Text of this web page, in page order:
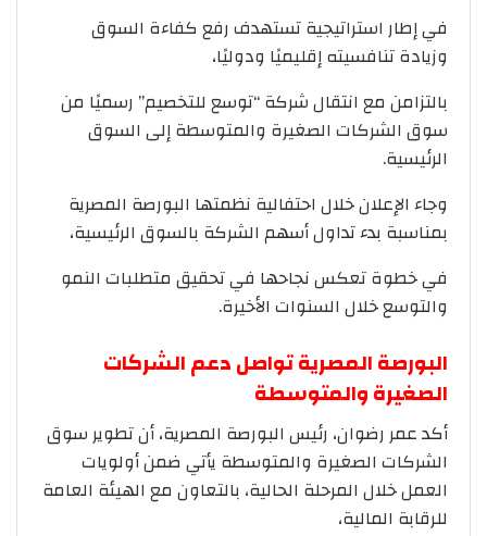
في إطار استراتيجية تستهدف رفع كفاءة السوق
وزيادة تنافسيته إقليميًا ودوليًا،
بالتزامن مع انتقال شركة “توسع للتخصيم” رسميًا من
سوق الشركات الصغيرة والمتوسطة إلى السوق
الرئيسية.
وجاء الإعلان خلال احتفالية نظمتها البورصة المصرية
بمناسبة بدء تداول أسهم الشركة بالسوق الرئيسية،
في خطوة تعكس نجاحها في تحقيق متطلبات النمو
والتوسع خلال السنوات الأخيرة.
البورصة المصرية تواصل دعم الشركات
الصغيرة والمتوسطة
أكد عمر رضوان، رئيس البورصة المصرية، أن تطوير سوق
الشركات الصغيرة والمتوسطة يأتي ضمن أولويات
العمل خلال المرحلة الحالية، بالتعاون مع الهيئة العامة
للرقابة المالية،